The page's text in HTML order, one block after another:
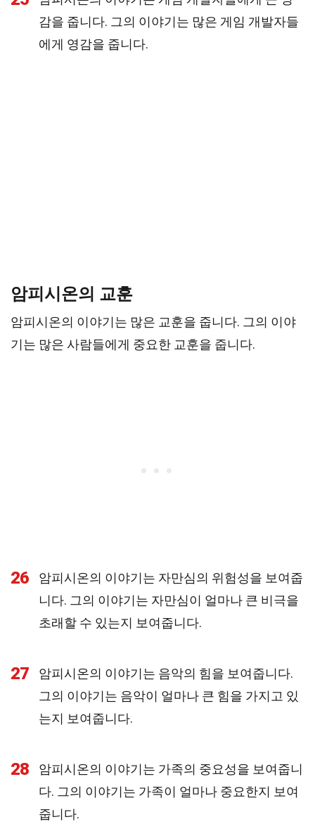
감을 줍니다. 그의 이야기는 많은 게임 개발자들
에게 영감을 줍니다.
암피시온의 교훈
암피시온의 이야기는 많은 교훈을 줍니다. 그의 이야
기는 많은 사람들에게 중요한 교훈을 줍니다.
26
암피시온의 이야기는 자만심의 위험성을 보여줍
니다. 그의 이야기는 자만심이 얼마나 큰 비극을
초래할 수 있는지 보여줍니다.
27
암피시온의 이야기는 음악의 힘을 보여줍니다.
그의 이야기는 음악이 얼마나 큰 힘을 가지고 있
는지 보여줍니다.
28
암피시온의 이야기는 가족의 중요성을 보여줍니
다. 그의 이야기는 가족이 얼마나 중요한지 보여
줍니다.